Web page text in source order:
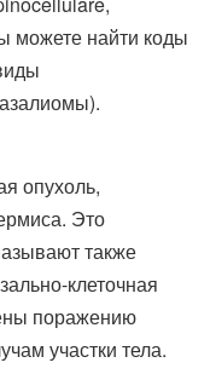
можете найти коды
опухоль,
Это
также
клеточная
поражению
участки тела.